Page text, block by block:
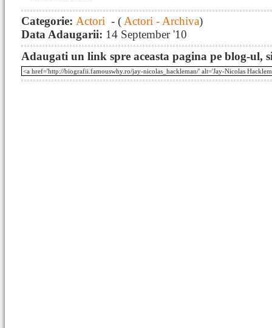
Categorie: Actori - ( Actori - Archiva)
Data Adaugarii: 14 September '10
Adaugati un link spre aceasta pagina pe blog-ul,